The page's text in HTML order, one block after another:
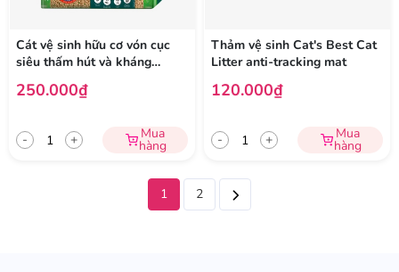
Cát vệ sinh hữu cơ vón cục
siêu thấm hút và kháng
250.000₫
- + Mua
hàng
Thảm vệ sinh Cat's Best Cat
Litter anti-tracking mat
120.000₫
- + Mua
hàng
1 2